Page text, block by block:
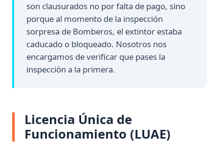
son clausurados no por falta de pago, sino
porque al momento de la inspección
sorpresa de Bomberos, el extintor estaba
caducado o bloqueado. Nosotros nos
encargamos de verificar que pases la
inspección a la primera.
Licencia Única de
Funcionamiento (LUAE)